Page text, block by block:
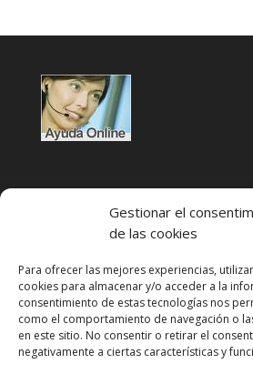
Gestionar el
de las cookies
Para ofrecer las mejores experiencias,
cookies para almacenar y/o acceder a la
consentimiento de estas tecnologías nos
como el comportamiento de navegación o
en este sitio. No consentir o retirar el
negativamente a ciertas características y
Condiciones de uso
Política de privacidad
Aviso legal